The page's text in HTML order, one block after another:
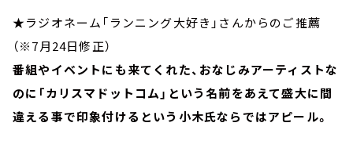
★ラジオネーム「ランニング大好き」さんからのご推薦
（※7月24日修正）
番組やイベントにも来てくれた、おなじみアーティストな
のに「カリスマドットコム」という名前をあえて盛大に間
違える事で印象付けるという小木氏ならではアピール。